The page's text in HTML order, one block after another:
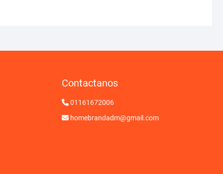
Contactanos
01161672006
homebrandadm@gmail.com